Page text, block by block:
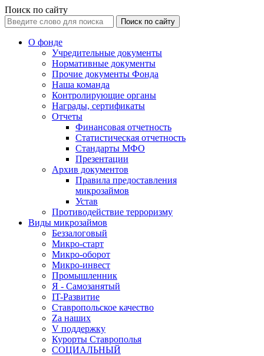
Поиск по сайту
Поиск по сайту
О фонде
Учредительные документы
Нормативные документы
Прочие документы Фонда
Наша команда
Контролирующие органы
Награды, сертификаты
Отчеты
Финансовая отчетность
Статистическая отчетность
Стандарты МФО
Презентации
Архив документов
Правила предоставления
микрозаймов
Устав
Противодействие терроризму
Виды микрозаймов
Беззалоговый
Микро-старт
Микро-оборот
Микро-инвест
Промышленник
Я - Самозанятый
IT-Развитие
Ставропольское качество
Za наших
V поддержку
Курорты Ставрополья
СОЦИАЛЬНЫЙ